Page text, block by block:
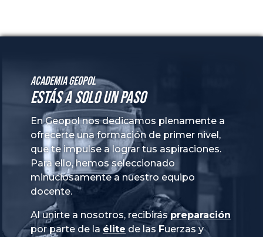
Academia GeoPol
Estás a solo un paso
En Geopol nos dedicamos plenamente a
ofrecerte una formación de primer nivel,
que te impulse a lograr tus aspiraciones.
Para ello, hemos seleccionado
minuciosamente a nuestro equipo
docente.
Al unirte a nosotros, recibiráspreparación
por parte de la élite de las Fuerzas y